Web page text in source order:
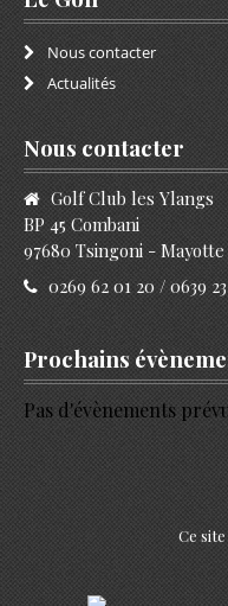
Nous contacter
Actualités
Nous contacter
Golf Club les Ylangs
BP 45 Combani
97680 Tsingoni - Mayotte
0269 62 01 20 / 0639
Prochains
Pas d'évènements
Ce